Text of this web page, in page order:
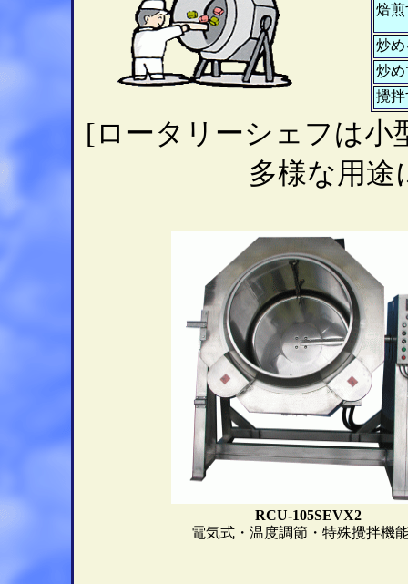
焙煎
炒め
炒
攪
[ロータリーシェフは
多様な用途
RCU-105SEVX2
電気式・温度調節・特殊攪拌機